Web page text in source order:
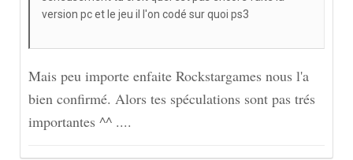
version pc et le jeu il l'on codé sur quoi ps3
Mais peu importe enfaite Rockstargames nous l'a
bien confirmé. Alors tes spéculations sont pas trés
importantes ^^ ....